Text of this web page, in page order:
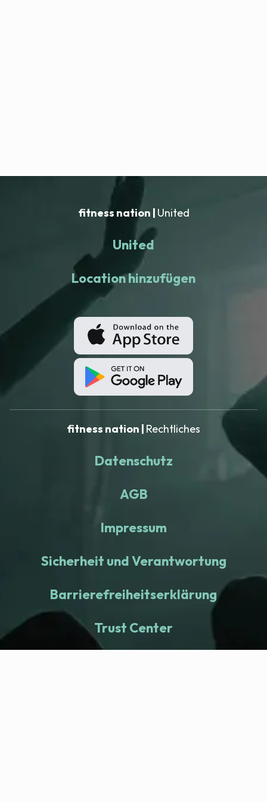
fitness nation | United
United
Location hinzufügen
fitness nation | Rechtliches
Datenschutz
AGB
Impressum
Sicherheit und Verantwortung
Barrierefreiheitserklärung
Trust Center